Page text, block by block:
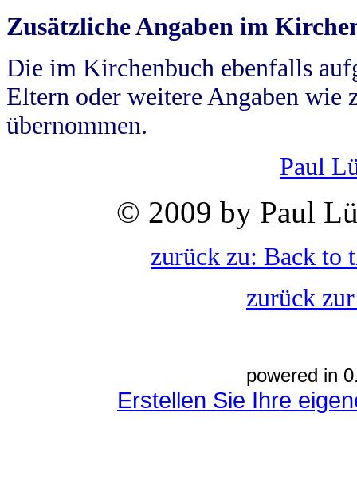
Zusätzliche Angaben im
Die im Kirchenbuch ebenfalls
Eltern oder weitere Angaben wie
übernommen.
Paul
© 2009 by Paul
zurück zu: Back to
zurück
powered in
Erstellen Sie Ihre